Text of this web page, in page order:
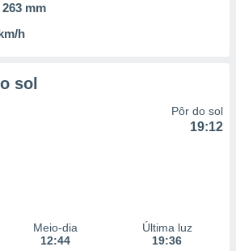
263 mm
h
sol
Pôr do sol
19:12
Meio-dia
12:44
Última luz
19:36